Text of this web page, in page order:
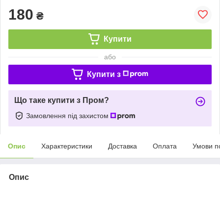
180 ₴
Купити
або
Купити з
Що таке купити з Пром?
Замовлення під захистом
Опис Характеристики Доставка Оплата Умови
Опис